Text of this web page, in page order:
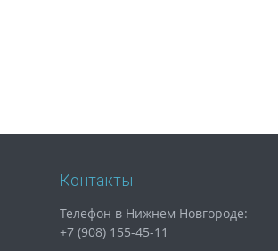
Контакты
Телефон в Нижнем Новгороде:
+7 (908) 155-45-11